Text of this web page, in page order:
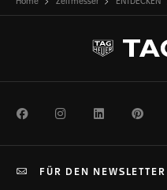
Home Zeitmesser ENTDECKEN
FacebookInstagramLinkedIn
FÜR DEN